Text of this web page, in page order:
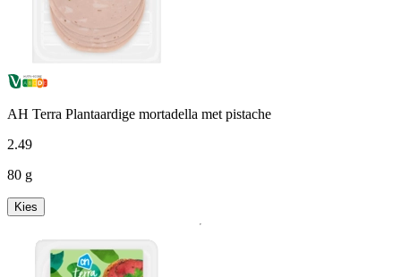
AH Terra Plantaardige mortadella met pistache
2.49
80 g
Kies